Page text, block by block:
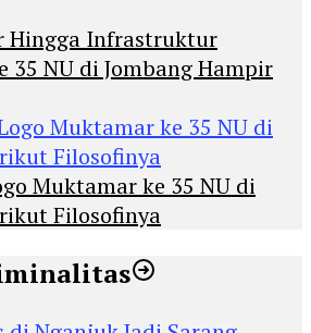
Hingga Infrastruktur
35 NU di Jombang Hampir
Muktamar ke 35 NU di
Filosofinya